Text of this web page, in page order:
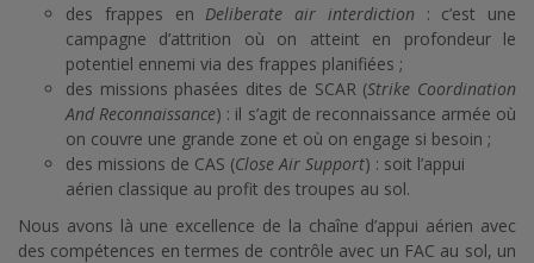
des frappes en Deliberate air interdiction : c’est une
campagne d’attrition où on atteint en profondeur le
potentiel ennemi via des frappes planifiées ;
des missions phasées dites de SCAR (Strike Coordination
And Reconnaissance) : il s’agit de reconnaissance armée où
on couvre une grande zone et où on engage si besoin ;
des missions de CAS (Close Air Support) : soit l’appui
aérien classique au profit des troupes au sol.
Nous avons là une excellence de la chaîne d’appui aérien avec
des compétences en termes de contrôle avec un FAC au sol, un